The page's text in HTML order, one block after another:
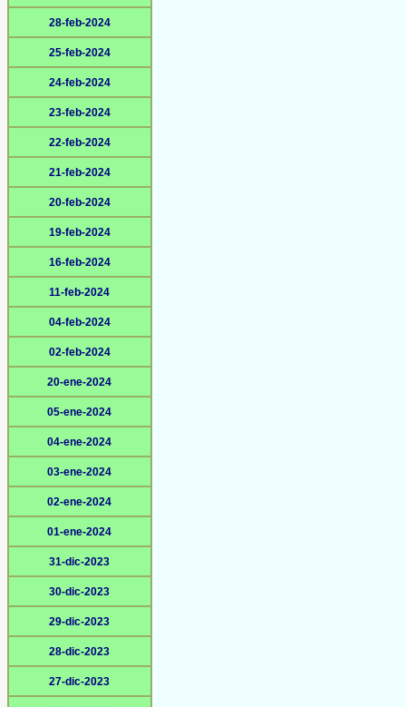
28-feb-2024
25-feb-2024
24-feb-2024
23-feb-2024
22-feb-2024
21-feb-2024
20-feb-2024
19-feb-2024
16-feb-2024
11-feb-2024
04-feb-2024
02-feb-2024
20-ene-2024
05-ene-2024
04-ene-2024
03-ene-2024
02-ene-2024
01-ene-2024
31-dic-2023
30-dic-2023
29-dic-2023
28-dic-2023
27-dic-2023